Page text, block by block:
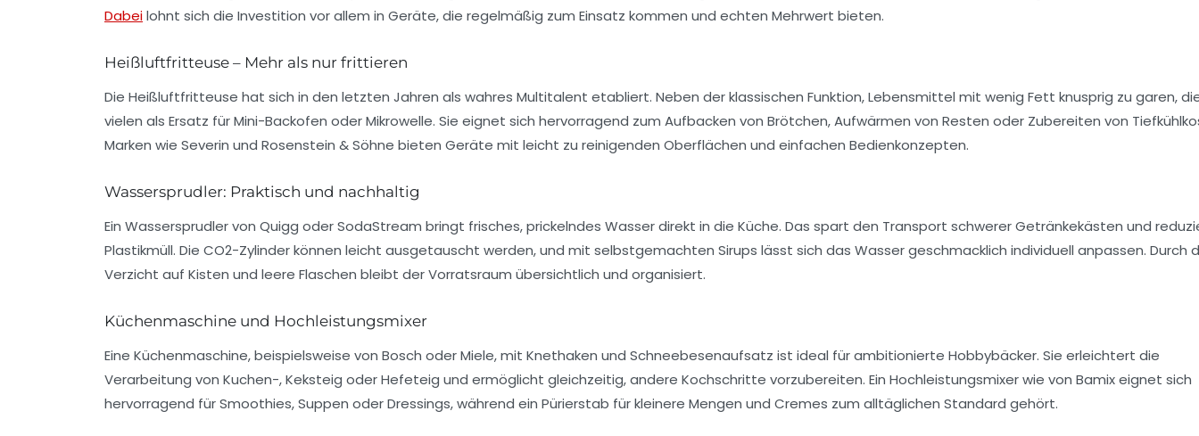
Dabeilohnt sich die Investition vor allem in Geräte, die regelmäßig zum Einsatz kommen und echten Mehrwert bieten.
Heißluftfritteuse – Mehr als nur frittieren
Die Heißluftfritteuse hat sich in den letzten Jahren als wahres Multitalent etabliert. Neben der klassischen Funktion, Lebensmittel mit wenig Fett knusprig zu garen,
vielen als Ersatz für Mini-Backofen oder Mikrowelle. Sie eignet sich hervorragend zum Aufbacken von Brötchen, Aufwärmen von Resten oder Zubereiten von
Marken wie Severin und Rosenstein & Söhne bieten Geräte mit leicht zu reinigenden Oberflächen und einfachen Bedienkonzepten.
Wassersprudler: Praktisch und nachhaltig
Ein Wassersprudler von Quigg oder SodaStream bringt frisches, prickelndes Wasser direkt in die Küche. Das spart den Transport schwerer Getränkekästen und
Plastikmüll. Die CO2-Zylinder können leicht ausgetauscht werden, und mit selbstgemachten Sirups lässt sich das Wasser geschmacklich individuell anpassen. Durch
Verzicht auf Kisten und leere Flaschen bleibt der Vorratsraum übersichtlich und organisiert.
Küchenmaschine und Hochleistungsmixer
Eine Küchenmaschine, beispielsweise von Bosch oder Miele, mit Knethaken und Schneebesenaufsatz ist ideal für ambitionierte Hobbybäcker. Sie erleichtert die
Verarbeitung von Kuchen-, Keksteig oder Hefeteig und ermöglicht gleichzeitig, andere Kochschritte vorzubereiten. Ein Hochleistungsmixer wie von Bamix eignet sich
hervorragend für Smoothies, Suppen oder Dressings, während ein Pürierstab für kleinere Mengen und Cremes zum alltäglichen Standard gehört.